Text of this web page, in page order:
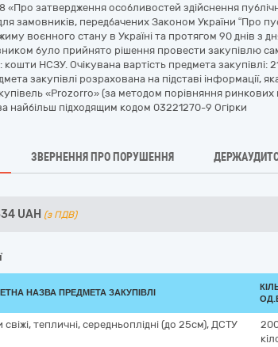
«Про затвердження особливостей здійснення
замовників, передбачених Законом України “Про
воєнного стану в Україні та протягом 90 днів з
було прийнято рішення провести закупівлю
НСЗУ. Очікувана вартість предмета закупівлі:
закупівлі розрахована на підставі інформації,
«Prozorro» (за методом порівняння
найбільш підходящим кодом 03221270-9 Огірки
ЗВЕРНЕННЯ ПРО ПОРУШЕННЯ
UAH (з ПДВ)
НАЗВА ПРЕДМЕТА ЗАКУПІВЛІ
свіжі, тепличні, середньоплідні (до 25см), ДСТУ